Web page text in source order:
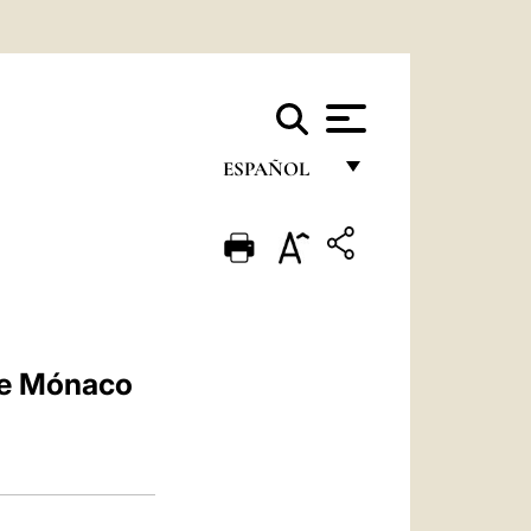
ESPAÑOL
ENGLISH
Mónaco